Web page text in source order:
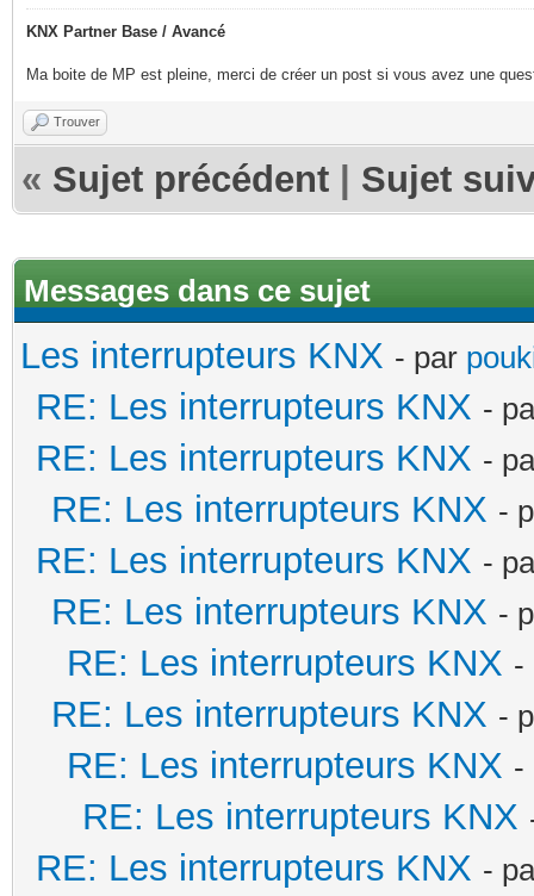
KNX Partner Base / Avancé
Ma boite de MP est pleine, merci de créer un post si vous avez une
Trouver
« Sujet précédent Sujet
Messages dans ce sujet
Les interrupteurs KNX - par
RE: Les interrupteurs KNX -
RE: Les interrupteurs KNX -
RE: Les interrupteurs KNX -
RE: Les interrupteurs KNX -
RE: Les interrupteurs KNX -
RE: Les interrupteurs KNX -
RE: Les interrupteurs KNX -
RE: Les interrupteurs KNX -
RE: Les interrupteurs KNX
RE: Les interrupteurs KNX -